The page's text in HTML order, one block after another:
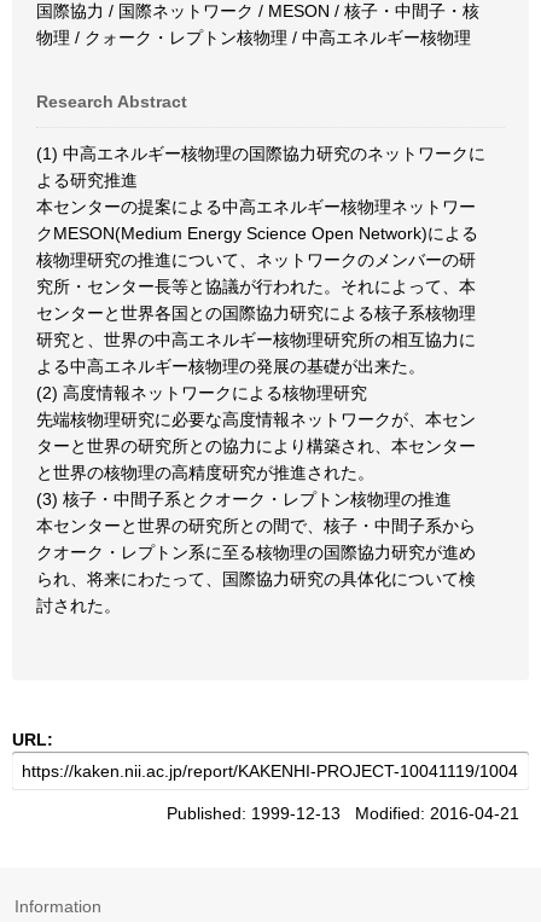
国際協力 / 国際ネットワーク / MESON / 核子・中間子・核
物理 / クォーク・レプトン核物理 / 中高エネルギー核物理
Research Abstract
(1) 中高エネルギー核物理の国際協力研究のネットワークに
よる研究推進
本センターの提案による中高エネルギー核物理ネットワー
クMESON(Medium Energy Science Open Network)による
核物理研究の推進について、ネットワークのメンバーの研
究所・センター長等と協議が行われた。それによって、本
センターと世界各国との国際協力研究による核子系核物理
研究と、世界の中高エネルギー核物理研究所の相互協力に
よる中高エネルギー核物理の発展の基礎が出来た。
(2) 高度情報ネットワークによる核物理研究
先端核物理研究に必要な高度情報ネットワークが、本セン
ターと世界の研究所との協力により構築され、本センター
と世界の核物理の高精度研究が推進された。
(3) 核子・中間子系とクオーク・レプトン核物理の推進
本センターと世界の研究所との間で、核子・中間子系から
クオーク・レプトン系に至る核物理の国際協力研究が進め
られ、将来にわたって、国際協力研究の具体化について検
討された。
URL:
Published: 1999-12-13 Modified: 2016-04-21
Information